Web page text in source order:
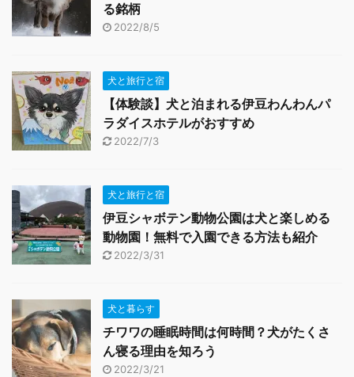
る銘柄
2022/8/5
犬と旅行と宿
【体験談】犬と泊まれる伊豆わんわんパ
ラダイスホテルがおすすめ
2022/7/3
犬と旅行と宿
伊豆シャボテン動物公園は犬と楽しめる
動物園！無料で入園できる方法も紹介
2022/3/31
犬と暮らす
チワワの睡眠時間は何時間？犬がたくさ
ん寝る理由を知ろう
2022/3/21